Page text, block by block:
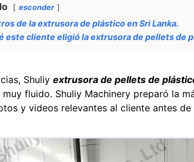
esconder
de la extrusora de plástico en Sri Lanka.
este cliente eligió la extrusora de pellets de
Shuliy extrusora de pellets de
fluido. Shuliy Machinery preparó la
y videos relevantes al cliente antes de